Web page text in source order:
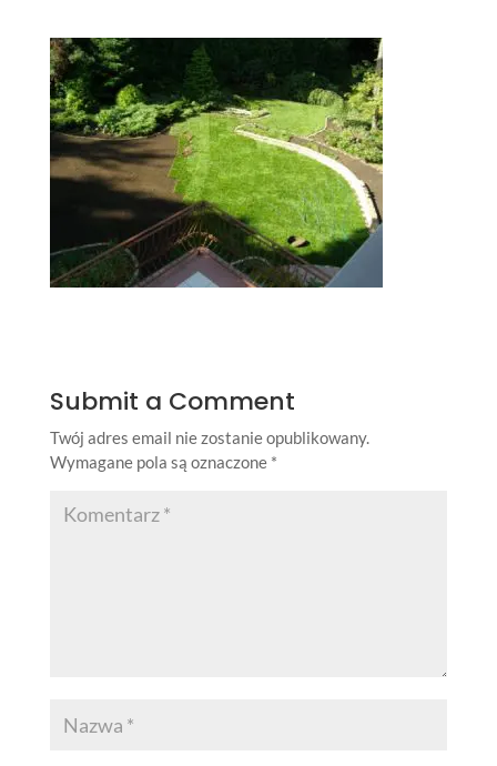
Submit a Comment
Twój adres email nie zostanie opublikowany.
Wymagane pola są oznaczone *